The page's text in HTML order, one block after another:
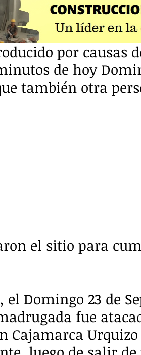
por causas
de hoy
también otra
el sitio para
el Domingo 23 de
fue
Cajamarca Urquizo